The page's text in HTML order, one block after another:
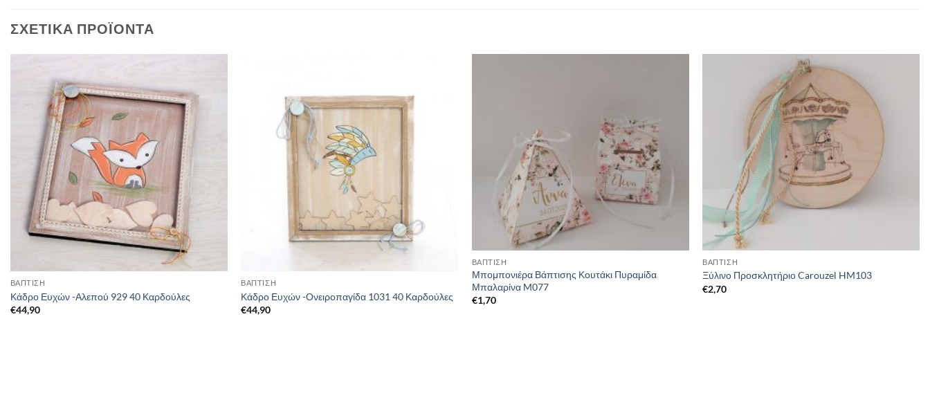
ΣΧΕΤΙΚΆ ΠΡΟΪΌΝΤΑ
ΒΑΠΤΙΣΗ
Κάδρο Ευχών -Αλεπού 929 40 Καρδούλες
€44,90
ΒΑΠΤΙΣΗ
Κάδρο Ευχών -Ονειροπαγίδα 1031 40 Καρδούλες
€44,90
ΒΑΠΤΙΣΗ
Μπομπονιέρα Βάπτισης Κουτάκι Πυραμίδα
Μπαλαρίνα M077
€1,70
ΒΑΠΤΙΣΗ
Ξύλινο Προσκλητήριο Carouzel HM103
€2,70